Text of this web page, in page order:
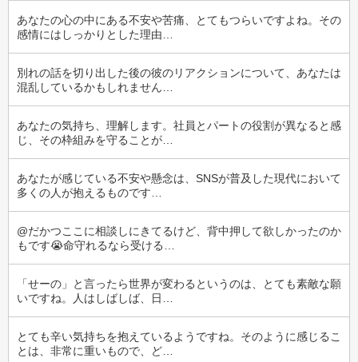
あなたの心の中にある不安や苦痛、とてもつらいですよね。その
感情にはしっかりとした理由…
別れの話を切り出した後の彼のリアクションについて、あなたは
混乱しているかもしれません…
あなたの気持ち、理解します。社員とパートの役割が異なると感
じ、その枠組みを守ることが…
あなたが感じている不安や懸念は、SNSが普及した現代において
多くの人が抱えるものです…
@だかつここに相談しにきてるけど、背中押して欲しかったのか
もです😭命守れるなら受ける…
「せーの」と言ったら世界が変わるというのは、とても素敵な願
いですね。人はしばしば、日…
とても辛い気持ちを抱えているようですね。そのように感じるこ
とは、非常に重いもので、ど…